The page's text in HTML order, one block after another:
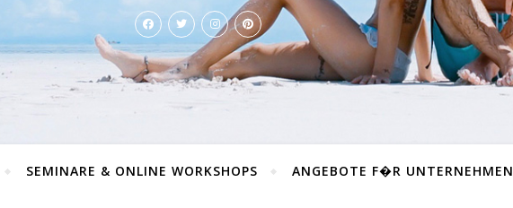
SEMINARE & ONLINE WORKSHOPS ANGEBOTE F�R UNTERNEHMEN